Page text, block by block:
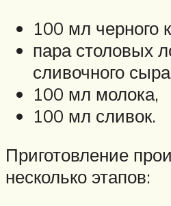
100 мл черного
пара столовых
сливочного
100 мл молока,
100 мл сливок.
Приготовление
несколько этапов: